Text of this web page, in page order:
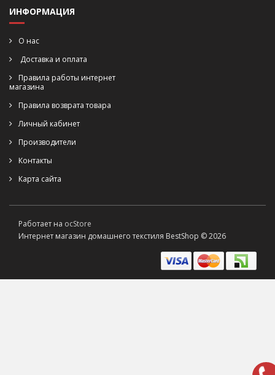
ИНФОРМАЦИЯ
О нас
Доставка и оплата
Правила работы интернет
магазина
Правила возврата товара
Личный кабинет
Производители
Контакты
Карта сайта
Работает на ocStore
Интернет магазин домашнего текстиля BestShop © 2026